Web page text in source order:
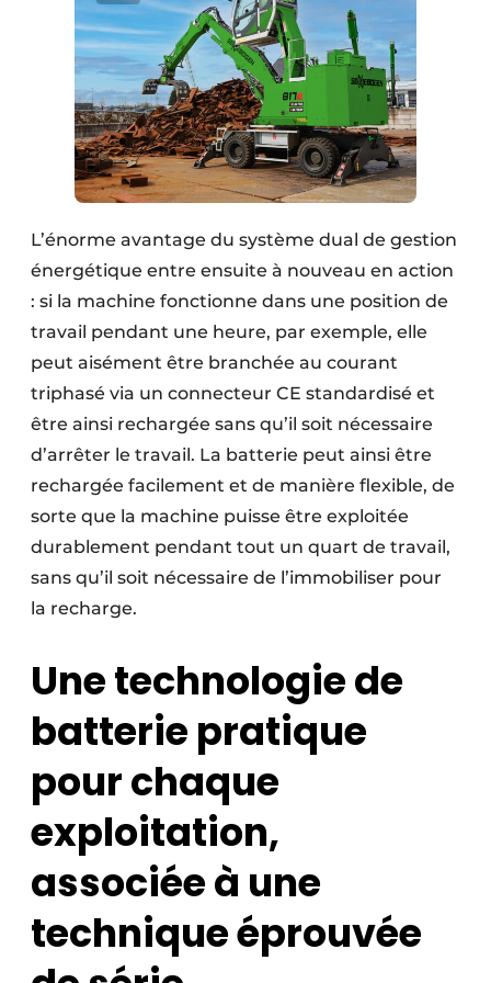
L’énorme avantage du système dual de gestion
énergétique entre ensuite à nouveau en action
: si la machine fonctionne dans une position de
travail pendant une heure, par exemple, elle
peut aisément être branchée au courant
triphasé via un connecteur CE standardisé et
être ainsi rechargée sans qu’il soit nécessaire
d’arrêter le travail. La batterie peut ainsi être
rechargée facilement et de manière flexible, de
sorte que la machine puisse être exploitée
durablement pendant tout un quart de travail,
sans qu’il soit nécessaire de l’immobiliser pour
la recharge.
Une technologie de
batterie pratique
pour chaque
exploitation,
associée à une
technique éprouvée